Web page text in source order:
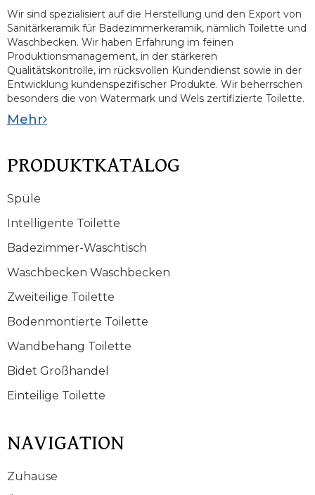
Wir sind spezialisiert auf die Herstellung und den Export von
Sanitärkeramik für Badezimmerkeramik, nämlich Toilette und
Waschbecken. Wir haben Erfahrung im feinen
Produktionsmanagement, in der stärkeren
Qualitätskontrolle, im rücksvollen Kundendienst sowie in der
Entwicklung kundenspezifischer Produkte. Wir beherrschen
besonders die von Watermark und Wels zertifizierte Toilette.
Mehr
PRODUKTKATALOG
Spüle
Intelligente Toilette
Badezimmer-Waschtisch
Waschbecken Waschbecken
Zweiteilige Toilette
Bodenmontierte Toilette
Wandbehang Toilette
Bidet Großhandel
Einteilige Toilette
NAVIGATION
Zuhause